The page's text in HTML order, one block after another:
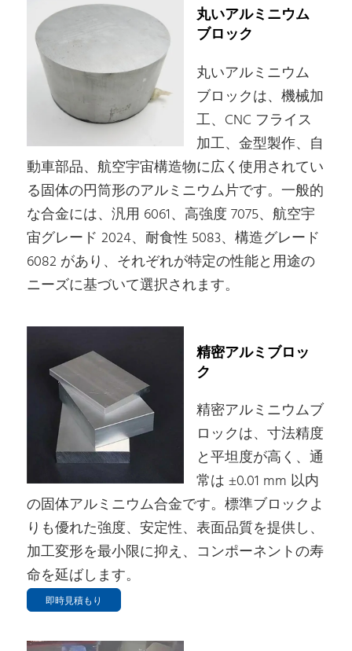
丸いアルミニウム
ブロック
丸いアルミニウム
ブロックは、機械加
工、CNC フライス
加工、金型製作、自
動車部品、航空宇宙構造物に広く使用されてい
る固体の円筒形のアルミニウム片です。一般的
な合金には、汎用 6061、高強度 7075、航空宇
宙グレード 2024、耐食性 5083、構造グレード
6082 があり、それぞれが特定の性能と用途の
ニーズに基づいて選択されます。
精密アルミブロッ
ク
精密アルミニウムブ
ロックは、寸法精度
と平坦度が高く、通
常は ±0.01 mm 以内
の固体アルミニウム合金です。標準ブロックよ
りも優れた強度、安定性、表面品質を提供し、
加工変形を最小限に抑え、コンポーネントの寿
命を延ばします。
即時見積もり